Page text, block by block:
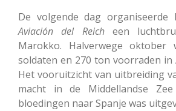
De volgende dag
Aviación
del Reicheen
Marokko. Halverwege oktober
soldaten en 270 ton voorraden in
Het vooruitzicht van uitbreiding
macht in de Middellandse
bloedingen naar Spanje was